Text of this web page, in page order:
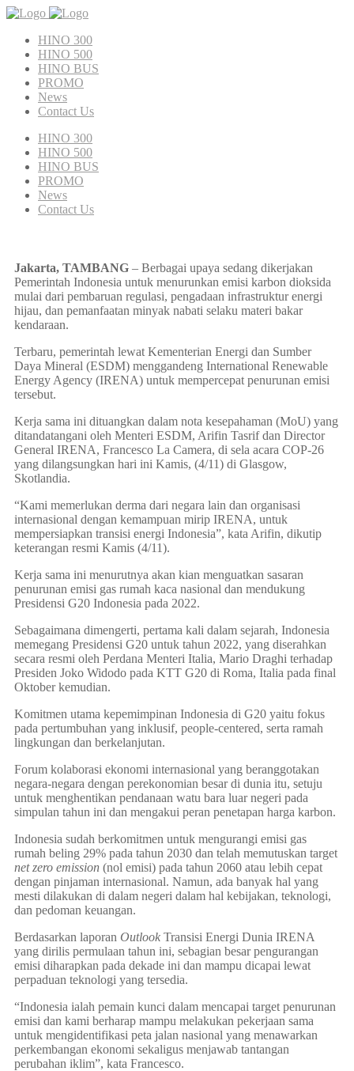
HINO 300
HINO 500
HINO BUS
PROMO
News
Contact Us
HINO 300
HINO 500
HINO BUS
PROMO
News
Contact Us
Jakarta, TAMBANG – Berbagai upaya sedang dikerjakan
Pemerintah Indonesia untuk menurunkan emisi karbon dioksida
mulai dari pembaruan regulasi, pengadaan infrastruktur energi
hijau, dan pemanfaatan minyak nabati selaku materi bakar
kendaraan.
Terbaru, pemerintah lewat Kementerian Energi dan Sumber
Daya Mineral (ESDM) menggandeng International Renewable
Energy Agency (IRENA) untuk mempercepat penurunan emisi
tersebut.
Kerja sama ini dituangkan dalam nota kesepahaman (MoU) yang
ditandatangani oleh Menteri ESDM, Arifin Tasrif dan Director
General IRENA, Francesco La Camera, di sela acara COP-26
yang dilangsungkan hari ini Kamis, (4/11) di Glasgow,
Skotlandia.
“Kami memerlukan derma dari negara lain dan organisasi
internasional dengan kemampuan mirip IRENA, untuk
mempersiapkan transisi energi Indonesia”, kata Arifin, dikutip
keterangan resmi Kamis (4/11).
Kerja sama ini menurutnya akan kian menguatkan sasaran
penurunan emisi gas rumah kaca nasional dan mendukung
Presidensi G20 Indonesia pada 2022.
Sebagaimana dimengerti, pertama kali dalam sejarah, Indonesia
memegang Presidensi G20 untuk tahun 2022, yang diserahkan
secara resmi oleh Perdana Menteri Italia, Mario Draghi terhadap
Presiden Joko Widodo pada KTT G20 di Roma, Italia pada final
Oktober kemudian.
Komitmen utama kepemimpinan Indonesia di G20 yaitu fokus
pada pertumbuhan yang inklusif, people-centered, serta ramah
lingkungan dan berkelanjutan.
Forum kolaborasi ekonomi internasional yang beranggotakan
negara-negara dengan perekonomian besar di dunia itu, setuju
untuk menghentikan pendanaan watu bara luar negeri pada
simpulan tahun ini dan mengakui peran penetapan harga karbon.
Indonesia sudah berkomitmen untuk mengurangi emisi gas
rumah beling 29% pada tahun 2030 dan telah memutuskan target
net zero emission (nol emisi) pada tahun 2060 atau lebih cepat
dengan pinjaman internasional. Namun, ada banyak hal yang
mesti dilakukan di dalam negeri dalam hal kebijakan, teknologi,
dan pedoman keuangan.
Berdasarkan laporan Outlook Transisi Energi Dunia IRENA
yang dirilis permulaan tahun ini, sebagian besar pengurangan
emisi diharapkan pada dekade ini dan mampu dicapai lewat
perpaduan teknologi yang tersedia.
“Indonesia ialah pemain kunci dalam mencapai target penurunan
emisi dan kami berharap mampu melakukan pekerjaan sama
untuk mengidentifikasi peta jalan nasional yang menawarkan
perkembangan ekonomi sekaligus menjawab tantangan
perubahan iklim”, kata Francesco.